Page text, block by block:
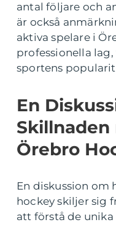
antal följare och
är också
aktiva spelare i
professionella
sportens
En
Skillnaden
Örebro
En diskussion om
hockey skiljer sig
att förstå de unika